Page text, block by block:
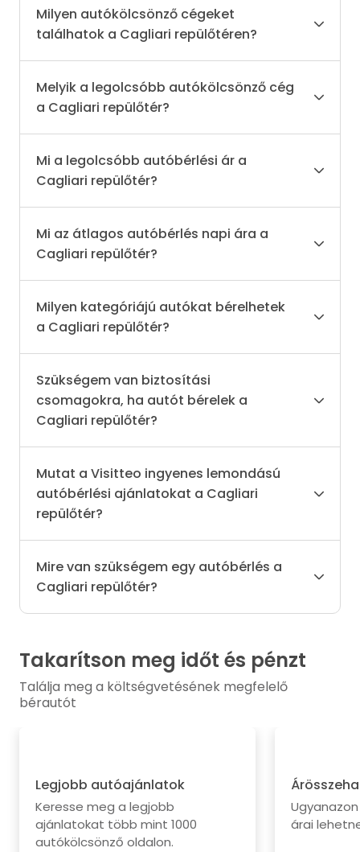
Milyen autókölcsönző cégeket
találhatok a Cagliari repülőtéren?
Melyik a legolcsóbb autókölcsönző cég
a Cagliari repülőtér?
Mi a legolcsóbb autóbérlési ár a
Cagliari repülőtér?
Mi az átlagos autóbérlés napi ára a
Cagliari repülőtér?
Milyen kategóriájú autókat bérelhetek
a Cagliari repülőtér?
Szükségem van biztosítási
csomagokra, ha autót bérelek a
Cagliari repülőtér?
Mutat a Visitteo ingyenes lemondású
autóbérlési ajánlatokat a Cagliari
repülőtér?
Mire van szükségem egy autóbérlés a
Cagliari repülőtér?
Takarítson meg időt és pénzt
Találja meg a költségvetésének megfelelő
bérautót
Legjobb autóajánlatok
Keresse meg a legjobb
ajánlatokat több mint 1000
autókölcsönző oldalon.
árai